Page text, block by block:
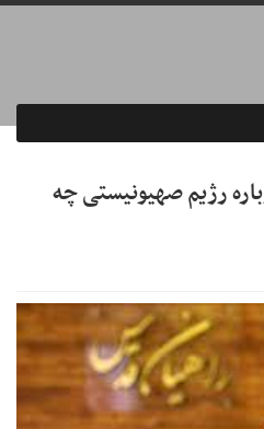
رژیم صهیونیستی چه